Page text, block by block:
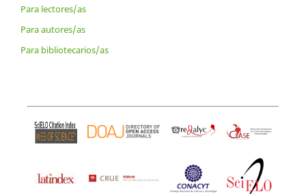
Para lectores/as
Para autores/as
Para bibliotecarios/as